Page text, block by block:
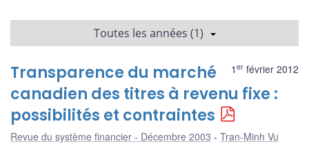
Toutes les années (1)
1 er février 2012
Transparence du marché
canadien des titres à revenu fixe :
possibilités et contraintes
Revue du système financier - Décembre 2003
Tran-Minh Vu